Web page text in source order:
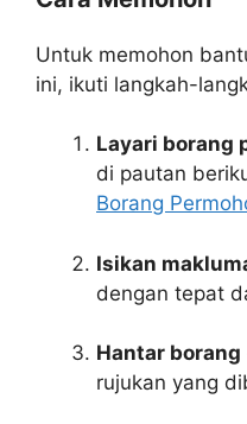
Untuk memohon
ini, ikuti langkah-
Layari borang
di pautan
Borang
Isikan
dengan tepat
Hantar borang
rujukan yang